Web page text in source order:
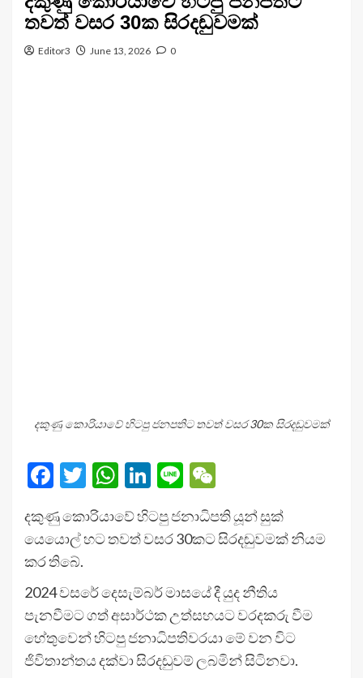
තවත් වසර 30ක සිරදඬුවමක්
Editor3 June 13, 2026 0
දකුණු කොරියාවේ හිටපු ජනපතිට තවත් වසර 30ක සිරදඬුවමක්
Facebook
Twitter
WhatsApp
LinkedIn
Line
දකුණු කොරියාවේ හිටපු ජනාධිපති යූන් සුක්
යෙයොල් හට තවත් වසර 30කට සිරදඬුවමක් නියම
කර තිබේ.
2024 වසරේ දෙසැම්බර් මාසයේ දී යුද නීතිය
පැනවීමට ගත් අසාර්ථක උත්සහයට වරදකරු වීම
හේතුවෙන් හිටපු ජනාධිපතිවරයා මේ වන විට
ජිවිතාන්තය දක්වා සිරදඬුවම් ලබමින් සිටිනවා.